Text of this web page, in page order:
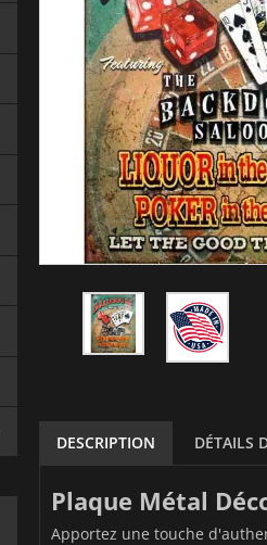
DESCRIPTION DÉTAILS
Plaque Métal
Apportez une touche